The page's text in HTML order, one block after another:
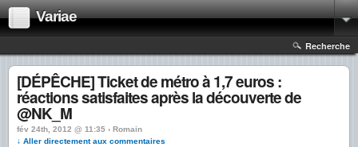
Variae
Recherche
[DÉPÊCHE] Ticket de métro à 1,7 euros :
réactions satisfaites après la découverte de
@NK_M
fév 24th, 2012 @ 11:35 › Romain
↓ Aller directement aux commentaires